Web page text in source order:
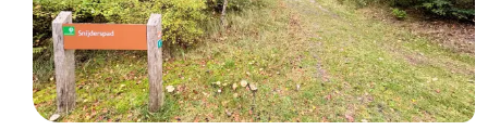
Terrains
de
Parcours
Centres